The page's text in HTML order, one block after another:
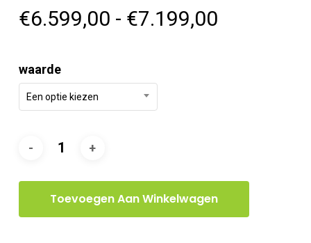
€6.599,00 - €7.199,00
waarde
Een optie kiezen
Toevoegen Aan Winkelwagen